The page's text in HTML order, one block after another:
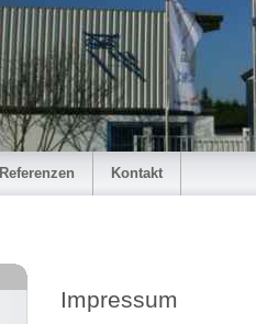
Referenzen Kontakt
Impressum